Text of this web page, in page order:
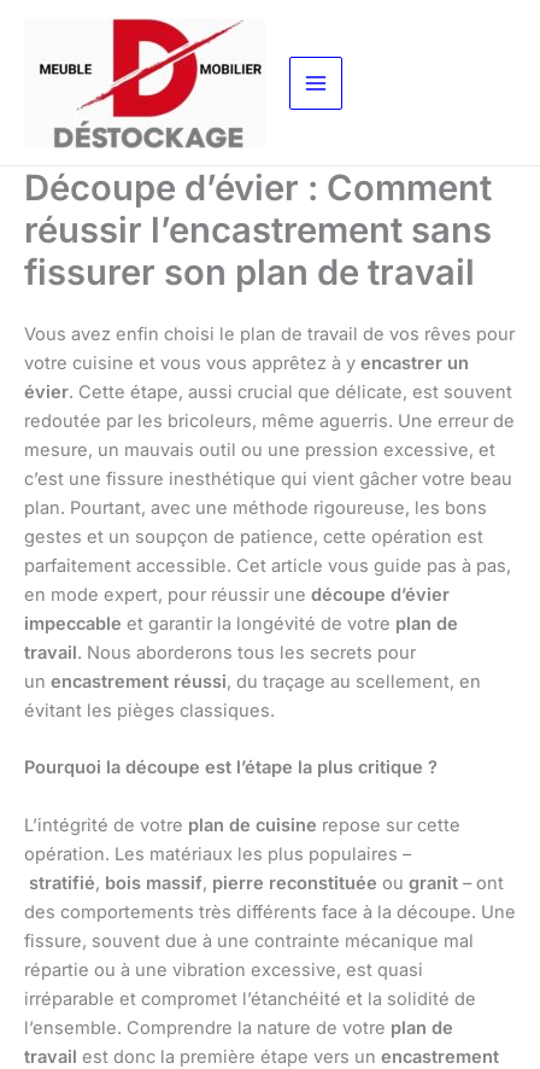
contenu
Découpe d’évier : Comment
réussir l’encastrement sans
fissurer son plan de travail
Vous avez enfin choisi le plan de travail de vos rêves pour
votre cuisine et vous vous apprêtez à y encastrer un
évier. Cette étape, aussi crucial que délicate, est souvent
redoutée par les bricoleurs, même aguerris. Une erreur de
mesure, un mauvais outil ou une pression excessive, et
c’est une fissure inesthétique qui vient gâcher votre beau
plan. Pourtant, avec une méthode rigoureuse, les bons
gestes et un soupçon de patience, cette opération est
parfaitement accessible. Cet article vous guide pas à pas,
en mode expert, pour réussir une découpe d’évier
impeccable et garantir la longévité de votre plan de
travail. Nous aborderons tous les secrets pour
un encastrement réussi, du traçage au scellement, en
évitant les pièges classiques.
Pourquoi la découpe est l’étape la plus critique ?
L’intégrité de votre plan de cuisine repose sur cette
opération. Les matériaux les plus populaires –
stratifié, bois massif, pierre reconstituée ou granit – ont
des comportements très différents face à la découpe. Une
fissure, souvent due à une contrainte mécanique mal
répartie ou à une vibration excessive, est quasi
irréparable et compromet l’étanchéité et la solidité de
l’ensemble. Comprendre la nature de votre plan de
travail est donc la première étape vers un encastrement